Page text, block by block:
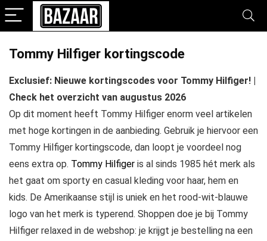
Tommy Hilfiger kortingscode
Exclusief: Nieuwe kortingscodes voor Tommy Hilfiger! |
Check het overzicht van augustus 2026
Op dit moment heeft Tommy Hilfiger enorm veel artikelen
met hoge kortingen in de aanbieding. Gebruik je hiervoor een
Tommy Hilfiger kortingscode, dan loopt je voordeel nog
eens extra op. Tommy Hilfiger is al sinds 1985 hét merk als
het gaat om sporty en casual kleding voor haar, hem en
kids. De Amerikaanse stijl is uniek en het rood-wit-blauwe
logo van het merk is typerend. Shoppen doe je bij Tommy
Hilfiger relaxed in de webshop: je krijgt je bestelling na een